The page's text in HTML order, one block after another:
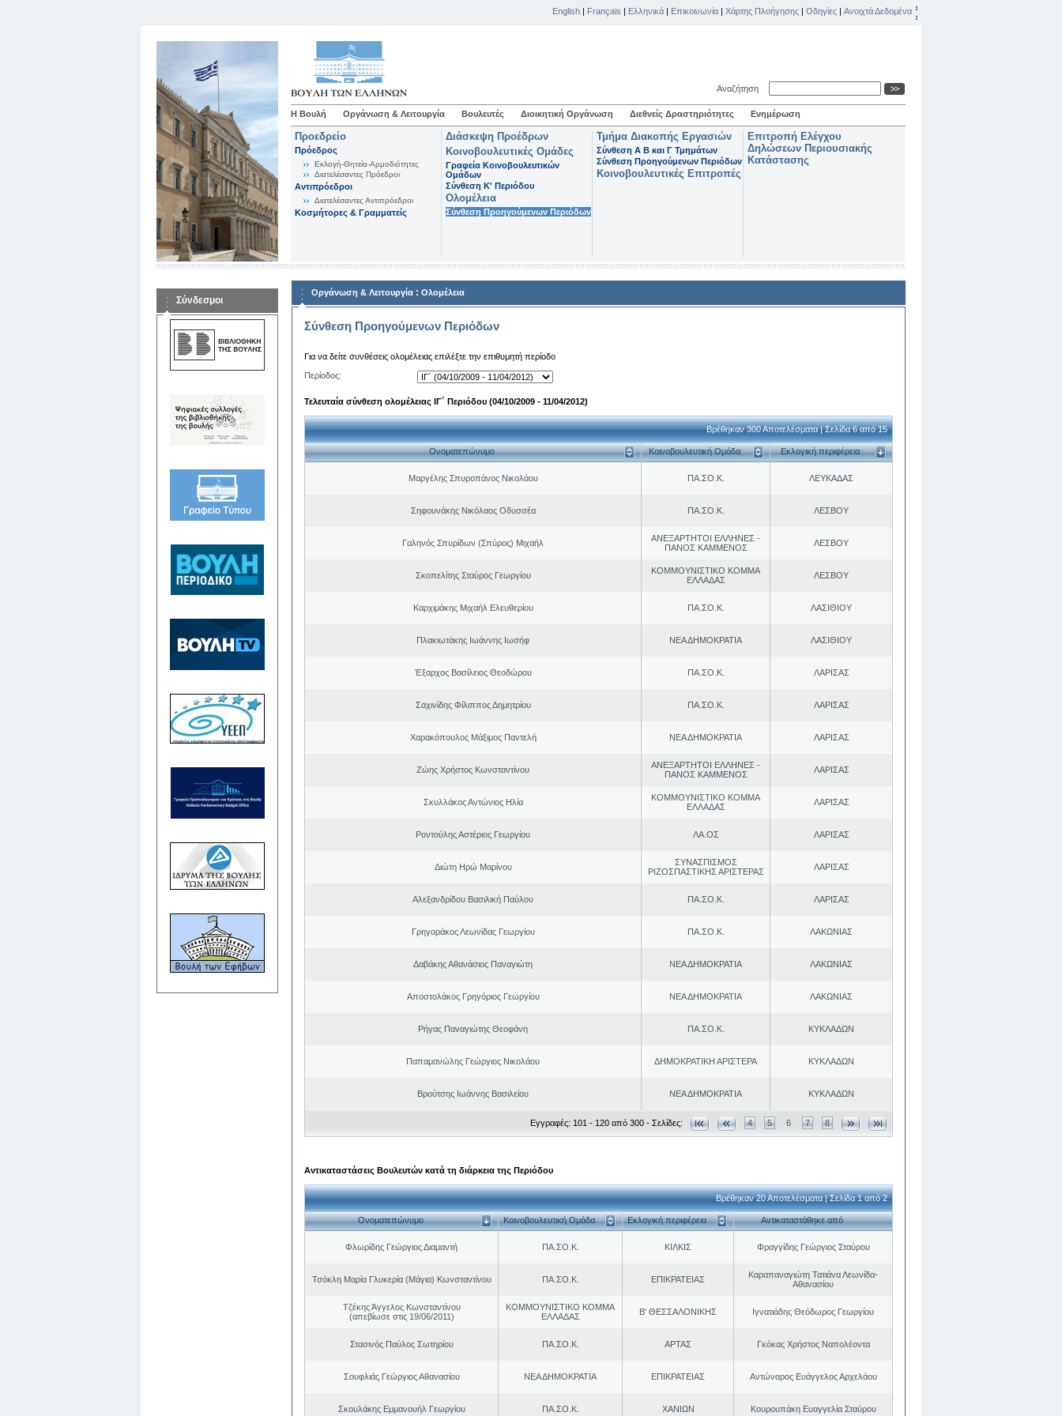
English | Français | Ελληνικά | Επικοινωνία | Χάρτης Πλοήγησης | Οδηγίες | Ανοιχτά Δεδομένα
Αναζήτηση
Η Βουλή Οργάνωση & Λειτουργία Βουλευτές Διοικητική Οργάνωση Διεθνείς Δραστηριότητες Ενημέρωση
Προεδρείο
Πρόεδρος
Εκλογή-Θητεία-Αρμοδιότητες
Διατελέσαντες Πρόεδροι
Αντιπρόεδροι
Διατελέσαντες Αντιπρόεδροι
Κοσμήτορες & Γραμματείς
Διάσκεψη Προέδρων
Κοινοβουλευτικές Ομάδες
Γραφεία Κοινοβουλευτικών
Ομάδων
Σύνθεση K' Περιόδου
Ολομέλεια
Σύνθεση Προηγούμενων Περιόδων
Τμήμα Διακοπής Εργασιών
Σύνθεση Α Β και Γ Τμημάτων
Σύνθεση Προηγούμενων Περιόδων
Κοινοβουλευτικές Επιτροπές
Επιτροπή Ελέγχου
Δηλώσεων Περιουσιακής
Κατάστασης
Σύνδεσμοι
Οργάνωση & Λειτουργία : Ολομέλεια
Σύνθεση Προηγούμενων Περιόδων
Για να δείτε συνθέσεις ολομέλειας επιλέξτε την επιθυμητή περίοδο
Περίοδος:
Τελευταία σύνθεση ολομέλειας ΙΓ΄ Περιόδου (04/10/2009 - 11/04/2012)
Βρέθηκαν 300 Αποτελέσματα | Σελίδα 6 από 15
Ονοματεπώνυμο Κοινοβουλευτική Ομάδα Εκλογική περιφέρεια
Μαργέλης Σπυροπάνος Νικολάου ΠΑ.ΣΟ.Κ. ΛΕΥΚΑΔΑΣ
Σηφουνάκης Νικόλαος Οδυσσέα ΠΑ.ΣΟ.Κ. ΛΕΣΒΟΥ
Γαληνός Σπυρίδων (Σπύρος) Μιχαήλ
ΑΝΕΞΑΡΤΗΤΟΙ ΕΛΛΗΝΕΣ -
ΠΑΝΟΣ ΚΑΜΜΕΝΟΣ
ΛΕΣΒΟΥ
Σκοπελίτης Σταύρος Γεωργίου
ΚΟΜΜΟΥΝΙΣΤΙΚΟ ΚΟΜΜΑ
ΕΛΛΑΔΑΣ
ΛΕΣΒΟΥ
Καρχιμάκης Μιχαήλ Ελευθερίου ΠΑ.ΣΟ.Κ. ΛΑΣΙΘΙΟΥ
Πλακιωτάκης Ιωάννης Ιωσήφ ΝΕΑ ΔΗΜΟΚΡΑΤΙΑ ΛΑΣΙΘΙΟΥ
Έξαρχος Βασίλειος Θεοδώρου ΠΑ.ΣΟ.Κ. ΛΑΡΙΣΑΣ
Σαχινίδης Φίλιππος Δημητρίου ΠΑ.ΣΟ.Κ. ΛΑΡΙΣΑΣ
Χαρακόπουλος Μάξιμος Παντελή ΝΕΑ ΔΗΜΟΚΡΑΤΙΑ ΛΑΡΙΣΑΣ
Ζώης Χρήστος Κωνσταντίνου
ΑΝΕΞΑΡΤΗΤΟΙ ΕΛΛΗΝΕΣ -
ΠΑΝΟΣ ΚΑΜΜΕΝΟΣ
ΛΑΡΙΣΑΣ
Σκυλλάκος Αντώνιος Ηλία
ΚΟΜΜΟΥΝΙΣΤΙΚΟ ΚΟΜΜΑ
ΕΛΛΑΔΑΣ
ΛΑΡΙΣΑΣ
Ροντούλης Αστέριος Γεωργίου ΛΑ.ΟΣ ΛΑΡΙΣΑΣ
Διώτη Ηρώ Μαρίνου
ΣΥΝΑΣΠΙΣΜΟΣ
ΡΙΖΟΣΠΑΣΤΙΚΗΣ ΑΡΙΣΤΕΡΑΣ
ΛΑΡΙΣΑΣ
Αλεξανδρίδου Βασιλική Παύλου ΠΑ.ΣΟ.Κ. ΛΑΡΙΣΑΣ
Γρηγοράκος Λεωνίδας Γεωργίου ΠΑ.ΣΟ.Κ. ΛΑΚΩΝΙΑΣ
Δαβάκης Αθανάσιος Παναγιώτη ΝΕΑ ΔΗΜΟΚΡΑΤΙΑ ΛΑΚΩΝΙΑΣ
Αποστολάκος Γρηγόριος Γεωργίου ΝΕΑ ΔΗΜΟΚΡΑΤΙΑ ΛΑΚΩΝΙΑΣ
Ρήγας Παναγιώτης Θεοφάνη ΠΑ.ΣΟ.Κ. ΚΥΚΛΑΔΩΝ
Παπαμανώλης Γεώργιος Νικολάου ΔΗΜΟΚΡΑΤΙΚΗ ΑΡΙΣΤΕΡΑ ΚΥΚΛΑΔΩΝ
Βρούτσης Ιωάννης Βασιλείου ΝΕΑ ΔΗΜΟΚΡΑΤΙΑ ΚΥΚΛΑΔΩΝ
Εγγραφές: 101 - 120 από 300 - Σελίδες: 4 5 6 7 8
Αντικαταστάσεις Βουλευτών κατά τη διάρκεια της Περιόδου
Βρέθηκαν 20 Αποτελέσματα | Σελίδα 1 από 2
Ονοματεπώνυμο Κοινοβουλευτική Ομάδα Εκλογική περιφέρεια Αντικαταστάθηκε από
Φλωρίδης Γεώργιος Διαμαντή ΠΑ.ΣΟ.Κ. ΚΙΛΚΙΣ Φραγγίδης Γεώργιος Σταύρου
Τσόκλη Μαρία Γλυκερία (Μάγια) Κωνσταντίνου ΠΑ.ΣΟ.Κ. ΕΠΙΚΡΑΤΕΙΑΣ
Καραπαναγιώτη Τατιάνα Λεωνίδα-
Αθανασίου
Τζέκης Άγγελος Κωνσταντίνου
(απεβίωσε στις 19/06/2011)
ΚΟΜΜΟΥΝΙΣΤΙΚΟ ΚΟΜΜΑ
ΕΛΛΑΔΑΣ
Β' ΘΕΣΣΑΛΟΝΙΚΗΣ Ιγνατιάδης Θεόδωρος Γεωργίου
Στασινός Παύλος Σωτηρίου ΠΑ.ΣΟ.Κ. ΑΡΤΑΣ Γκόκας Χρήστος Ναπολέοντα
Σουφλιάς Γεώργιος Αθανασίου ΝΕΑ ΔΗΜΟΚΡΑΤΙΑ ΕΠΙΚΡΑΤΕΙΑΣ Αντώναρος Ευάγγελος Αρχελάου
Σκουλάκης Εμμανουήλ Γεωργίου ΠΑ.ΣΟ.Κ. ΧΑΝΙΩΝ Κουρουπάκη Ευαγγελία Σταύρου